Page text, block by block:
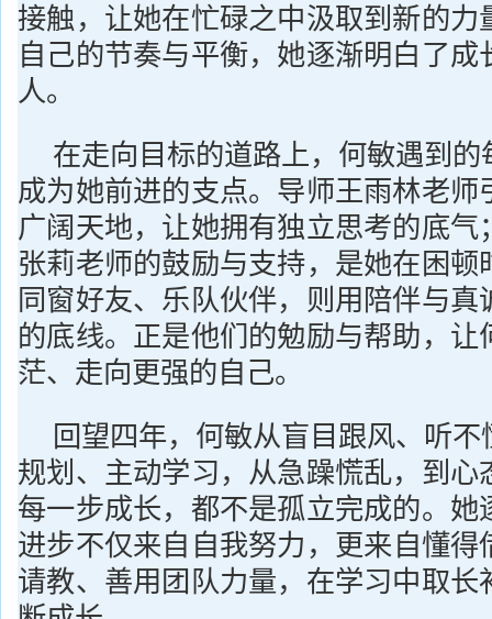
接触，让她在忙碌之中汲取到新的力
自己的节奏与平衡，她逐渐明白了成
人。
在走向目标的道路上，何敏遇到
成为她前进的支点。导师王雨林老师
广阔天地，让她拥有独立思考的底气
张莉老师的鼓励与支持，是她在困顿
同窗好友、乐队伙伴，则用陪伴与真
的底线。正是他们的勉励与帮助，让
茫、走向更强的自己。
回望四年，何敏从盲目跟风、听
规划、主动学习，从急躁慌乱，到心
每一步成长，都不是孤立完成的。她
进步不仅来自自我努力，更来自懂
请教、善用团队力量，在学习中取长